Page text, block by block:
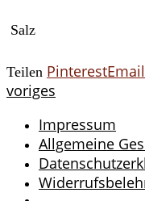
Salz
Teilen PinterestEmail
voriges
Impressum
Allgemeine